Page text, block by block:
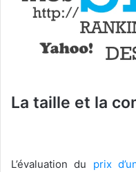
La taille et la
L’évaluation du prix